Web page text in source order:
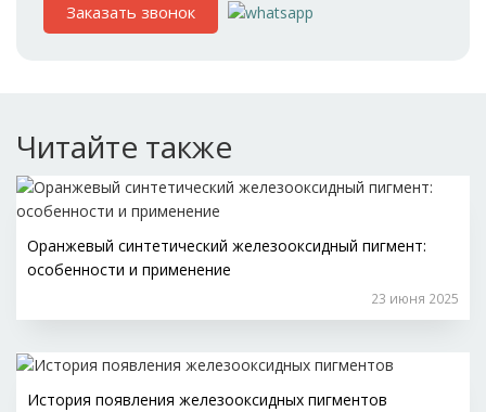
Заказать звонок
Читайте также
Оранжевый синтетический железооксидный пигмент:
особенности и применение
23 июня 2025
История появления железооксидных пигментов